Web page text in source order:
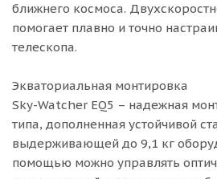
ближнего космоса.
помогает плавно и точно
телескопа.
Экваториальная монтировка
Sky-Watcher EQ5 – надежная
типа, дополненная устойчивой
выдерживающей до 9,1 кг
помощью можно управлять